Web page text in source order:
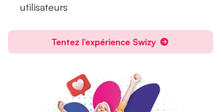
utilisateurs
Tentez l’expérience Swizy